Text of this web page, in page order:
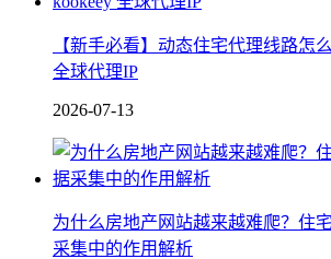
【新手必看】动态住宅代理线路
全球代理IP
2026-07-13
为什么房地产网站越来越难爬？住
采集中的作用解析